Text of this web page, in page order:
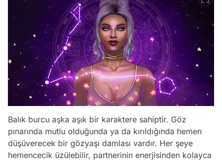
Balık burcu aşka aşık bir karaktere sahiptir. Göz
pınarında mutlu olduğunda ya da kırıldığında hemen
düşüverecek bir gözyaşı damlası vardır. Her şeye
hemencecik üzülebilir, partnerinin enerjisinden kolayca